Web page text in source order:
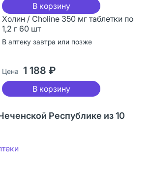
В корзину
Холин / Choline 350 мг таблетки по
1,2 г 60 шт
В аптеку завтра или позже
Цена 1 188 ₽
В корзину
Республике из 10